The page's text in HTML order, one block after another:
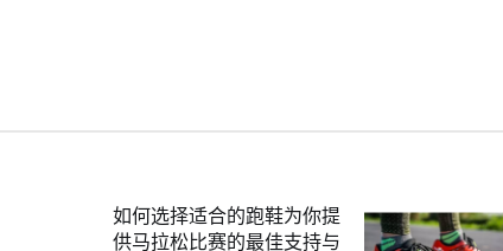
如何选择适合的跑鞋为你提
供马拉松比赛的最佳支持与